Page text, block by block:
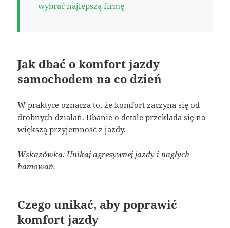
wybrać najlepszą firmę
Jak dbać o komfort jazdy
samochodem na co dzień
W praktyce oznacza to, że komfort zaczyna się od
drobnych działań. Dbanie o detale przekłada się na
większą przyjemność z jazdy.
Wskazówka: Unikaj agresywnej jazdy i nagłych
hamowań.
Czego unikać, aby poprawić
komfort jazdy